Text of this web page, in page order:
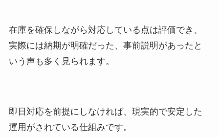
在庫を確保しながら対応している点は評価でき、
実際には納期が明確だった、事前説明があったと
いう声も多く見られます。
即日対応を前提にしなければ、現実的で安定した
運用がされている仕組みです。